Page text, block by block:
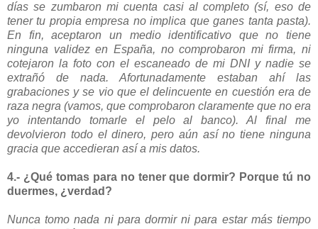
días se zumbaron mi cuenta casi al completo (sí, eso de
tener tu propia empresa no implica que ganes tanta pasta).
En fin, aceptaron un medio identificativo que no tiene
ninguna validez en España, no comprobaron mi firma, ni
cotejaron la foto con el escaneado de mi DNI y nadie se
extrañó de nada. Afortunadamente estaban ahí las
grabaciones y se vio que el delincuente en cuestión era de
raza negra (vamos, que comprobaron claramente que no era
yo intentando tomarle el pelo al banco). Al final me
devolvieron todo el dinero, pero aún así no tiene ninguna
gracia que accedieran así a mis datos.
4.- ¿Qué tomas para no tener que dormir? Porque tú no
duermes, ¿verdad?
Nunca tomo nada ni para dormir ni para estar más tiempo